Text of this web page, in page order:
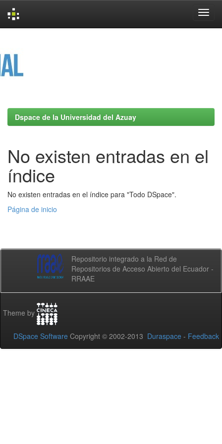
Dspace de la Universidad del Azuay
No existen entradas en el
índice
No existen entradas en el índice para "Todo DSpace".
Página de inicio
Repositorio integrado a la Red de
Repositorios de Acceso Abierto del Ecuador -
RRAAE
Theme by
DSpace Software Copyright © 2002-2013 Duraspace - Feedback